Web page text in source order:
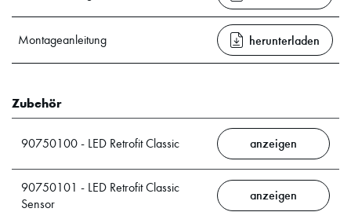
Montageanleitung herunterladen
Zubehör
90750100 - LED Retrofit Classic anzeigen
90750101 - LED Retrofit Classic
Sensor
anzeigen